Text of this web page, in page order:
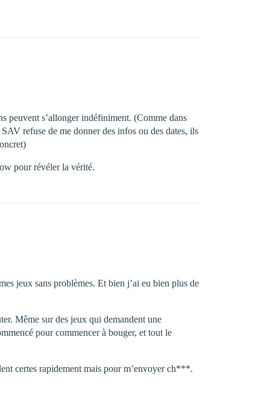
peuvent s’allonger indéfiniment. (Comme dans
refuse de me donner des infos ou des dates, ils
pour révéler la vérité.
jeux sans problèmes. Et bien j’ai eu bien plus de
Même sur des jeux qui demandent une
pour commencer à bouger, et tout le
certes rapidement mais pour m’envoyer ch***.